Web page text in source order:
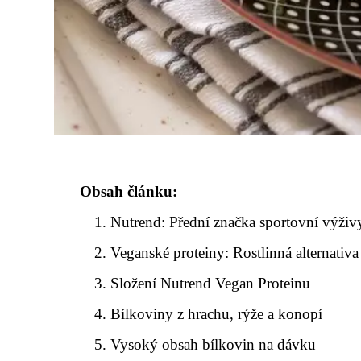
Obsah článku:
Nutrend: Přední značka sportovní
Veganské proteiny: Rostlinná alternativa
Složení Nutrend Vegan Proteinu
Bílkoviny z hrachu, rýže a konopí
Vysoký obsah bílkovin na dávku